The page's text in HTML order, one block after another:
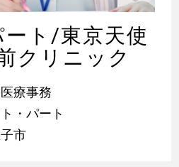
ト/東京天使
クリニック
療事務
・パート
市